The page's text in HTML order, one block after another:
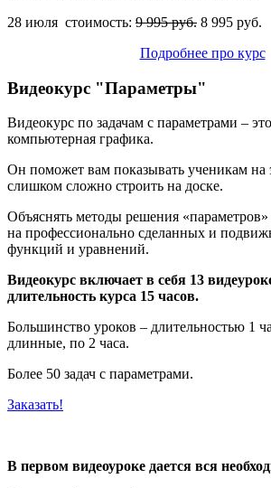
28 июля стоимость: 9 995 руб. 8 995 руб.
Подробнее про курс
Видеокурс "Параметры"
Видеокурс по задачам с параметрами –
компьютерная графика.
Он поможет вам показывать ученикам на
слишком сложно строить на доске.
Объяснять методы решения «параметров»
на профессионально сделанных и
функций и уравнений.
Видеокурс включает в себя 13
длительность курса 15 часов.
Большинство уроков – длительностью 1
длинные, по 2 часа.
Более 50 задач с параметрами.
Заказать!
В первом видеоуроке дается вся